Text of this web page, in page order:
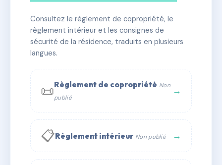
✓ Immatriculée 🏠 293 lots 🏗 6 bâtiment(s)
📞 Contacter Syndic Digital
Consultez le règlement de copropriété, le
règlement intérieur et les consignes de
sécurité de la résidence, traduits en plusieurs
langues.
📜Règlement de copropriété Non
publié
→
📋Règlement intérieur Non publié →